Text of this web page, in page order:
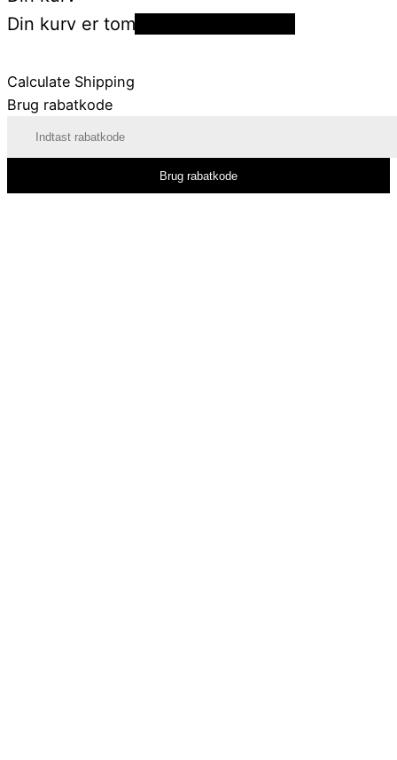
Din kurv er tom
Calculate Shipping
Brug rabatkode
Brug rabatkode